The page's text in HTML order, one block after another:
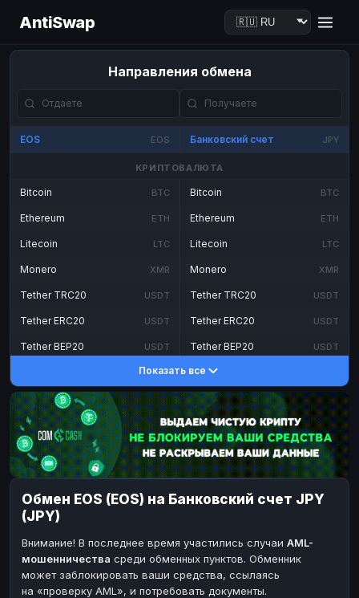
AntiSwap
Направления обмена
EOS EOS Банковский счет JPY
КРИПТОВАЛЮТА
Bitcoin BTC
Ethereum ETH
Litecoin LTC
Monero XMR
Tether TRC20 USDT
Tether ERC20 USDT
Tether BEP20 USDT
DASH
Toncoin TON
Dogecoin DOGE
TRX TRON
Bitcoin Cash BCH
BinanceCoin BEP20
Ether Classic
SOL
Ripple XRP
Bitcoin BTC
Ethereum ETH
Litecoin LTC
Monero XMR
Tether TRC20 USDT
Tether ERC20 USDT
Tether BEP20 USDT
DASH
Toncoin TON
Dogecoin DOGE
TRX TRON
Bitcoin Cash BCH
BinanceCoin BEP20
Ripple
Показать все
Обмен EOS (EOS) на Банковский счет JPY
(JPY)
Внимание! В последнее время участились случаи AML-
мошенничества среди обменных пунктов. Обменник
может заблокировать ваши средства, ссылаясь
на «проверку AML», и потребовать документы.